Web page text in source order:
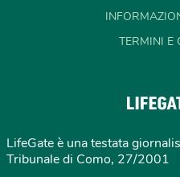
TERMINI E
LifeGate è una testata
Tribunale di Como, 27/2001